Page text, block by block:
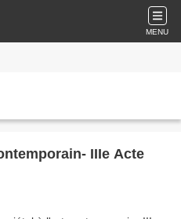
MENU
IIIe Acte